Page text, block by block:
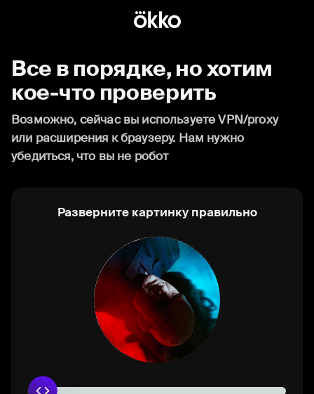
Все в порядке, но хотим
кое-что проверить
Возможно, сейчас вы используете VPN/proxy
или расширения к браузеру. Нам нужно
убедиться, что вы не робот
Разверните картинку правильно